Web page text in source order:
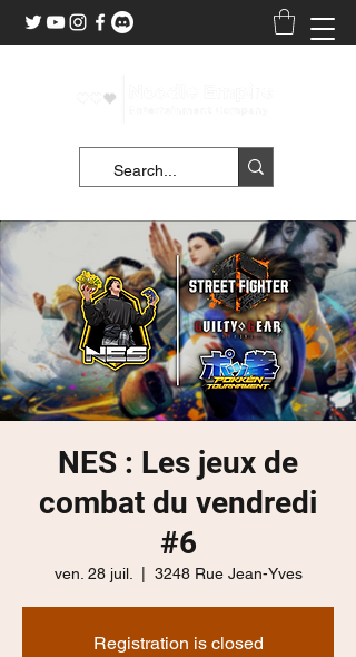
NES : Les jeux de
combat du vendredi
#6
ven. 28 juil. 3248 Rue Jean-Yves
Registration is closed